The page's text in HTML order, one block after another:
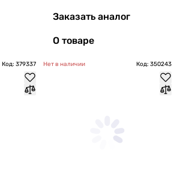
Заказать аналог
О товаре
Код: 379337 Нет в наличии Код: 350243